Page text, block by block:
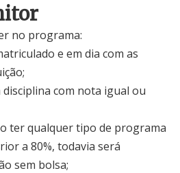
no programa:
e em dia com as
com nota igual ou
ter qualquer tipo de programa
a 80%, todavia será
sem bolsa;